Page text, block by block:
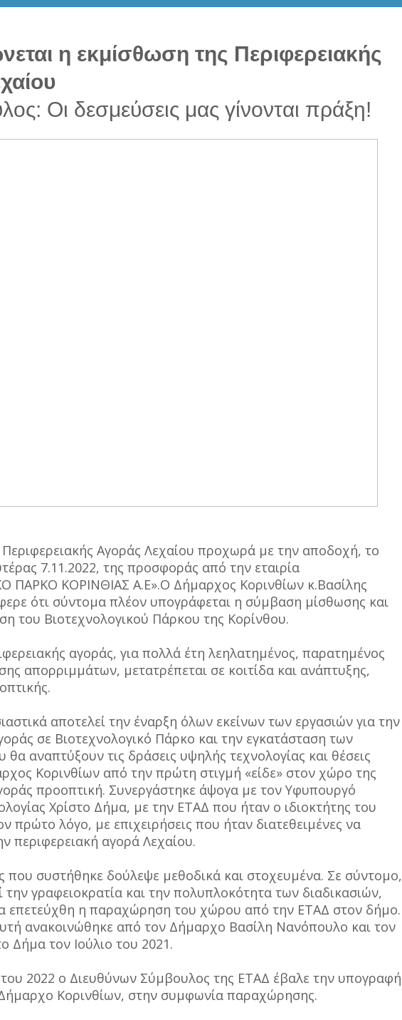
η εκμίσθωση της Περιφερειακής
Οι δεσμεύσεις μας γίνονται πράξη!
Αγοράς Λεχαίου προχωρά με την αποδοχή, το
7.11.2022, της προσφοράς από την εταιρία
ΠΑΡΚΟ ΚΟΡΙΝΘΙΑΣ Α.Ε».Ο Δήμαρχος Κορινθίων κ.Βασίλης
ότι σύντομα πλέον υπογράφεται η σύμβαση μίσθωσης και
του Βιοτεχνολογικού Πάρκου της Κορίνθου.
αγοράς, για πολλά έτη λεηλατημένος, παρατημένος
απορριμμάτων, μετατρέπεται σε κοιτίδα και ανάπτυξης,
αποτελεί την έναρξη όλων εκείνων των εργασιών για την
σε Βιοτεχνολογικό Πάρκο και την εγκατάσταση των
θα αναπτύξουν τις δράσεις υψηλής τεχνολογίας και θέσεις
Κορινθίων από την πρώτη στιγμή «είδε» στον χώρο της
προοπτική. Συνεργάστηκε άψογα με τον Υφυπουργό
Χρίστο Δήμα, με την ΕΤΑΔ που ήταν ο ιδιοκτήτης του
πρώτο λόγο, με επιχειρήσεις που ήταν διατεθειμένες να
περιφερειακή αγορά Λεχαίου.
που συστήθηκε δούλεψε μεθοδικά και στοχευμένα. Σε σύντομο,
την γραφειοκρατία και την πολυπλοκότητα των διαδικασιών,
επετεύχθη η παραχώρηση του χώρου από την ΕΤΑΔ στον δήμο.
ανακοινώθηκε από τον Δήμαρχο Βασίλη Νανόπουλο και τον
Δήμα τον Ιούλιο του 2021.
2022 ο Διευθύνων Σύμβουλος της ΕΤΑΔ έβαλε την υπογραφή
Κορινθίων, στην συμφωνία παραχώρησης.